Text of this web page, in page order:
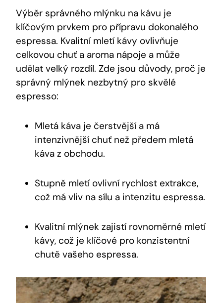
Výběr správného mlýnku na kávu je
klíčovým prvkem pro přípravu dokonalého
espressa. Kvalitní mletí kávy ovlivňuje
celkovou chuť a aroma nápoje a může
udělat velký rozdíl. Zde jsou důvody, proč je
správný mlýnek nezbytný pro skvělé
espresso:
Mletá káva je čerstvější a má
intenzivnější chuť než předem mletá
káva z obchodu.
Stupně mletí ovlivní rychlost extrakce,
což má vliv na sílu a intenzitu espressa.
Kvalitní mlýnek zajistí rovnoměrné mletí
kávy, což je klíčové pro konzistentní
chutě vašeho espressa.